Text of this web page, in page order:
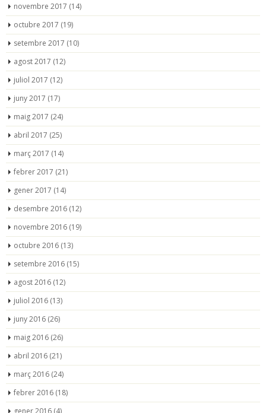
novembre 2017 (14)
octubre 2017 (19)
setembre 2017 (10)
agost 2017 (12)
juliol 2017 (12)
juny 2017 (17)
maig 2017 (24)
abril 2017 (25)
març 2017 (14)
febrer 2017 (21)
gener 2017 (14)
desembre 2016 (12)
novembre 2016 (19)
octubre 2016 (13)
setembre 2016 (15)
agost 2016 (12)
juliol 2016 (13)
juny 2016 (26)
maig 2016 (26)
abril 2016 (21)
març 2016 (24)
febrer 2016 (18)
gener 2016 (4)